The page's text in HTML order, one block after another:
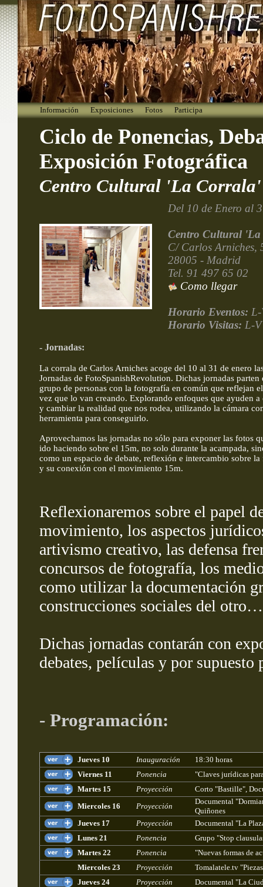
Información Exposiciones Fotos Participa
Ciclo de Ponencias,
Exposición Fotográfica
Centro Cultural 'La Corrala'
Del 10 de Enero al
Centro Cultural
C/ Carlos Arniches,
28005 - Madrid
Tel. 91 497 65 02
Como llegar
Horario Eventos:
Horario Visitas: L-
- Jornadas:
La corrala de Carlos Arniches acoge del 10 al 31 de enero
Jornadas de FotoSpanishRevolution. Dichas jornadas parten
grupo de personas con la fotografía en común que reflejan
vez que lo van creando. Explorando enfoques que ayuden a
y cambiar la realidad que nos rodea, utilizando la cámara
herramienta para conseguirlo.
Aprovechamos las jornadas no sólo para exponer las fotos
ido haciendo sobre el 15m, no solo durante la acampada,
como un espacio de debate, reflexión e intercambio sobre
y su conexión con el movimiento 15m.
Reflexionaremos sobre el papel
movimiento, los aspectos
artivismo creativo, las defensa
concursos de fotografía, los
como utilizar la documentación
construcciones sociales del otro…
Dichas jornadas contarán con
debates, películas y por supuesto
- Programación:
Jueves 10 Inauguración
18:30 horas
Viernes 11
Ponencia
"Claves jurídicas
Martes 15
Proyección
Corto "Bastille",
Miercoles 16
Proyección
Documental
Quiñones
Jueves 17
Proyección
Documental "La
Lunes 21
Ponencia
Grupo "Stop
Martes 22
Ponencia
"Nuevas formas de
Miercoles 23
Proyección
Tomalatele.tv
Jueves 24
Proyección
Documental "La